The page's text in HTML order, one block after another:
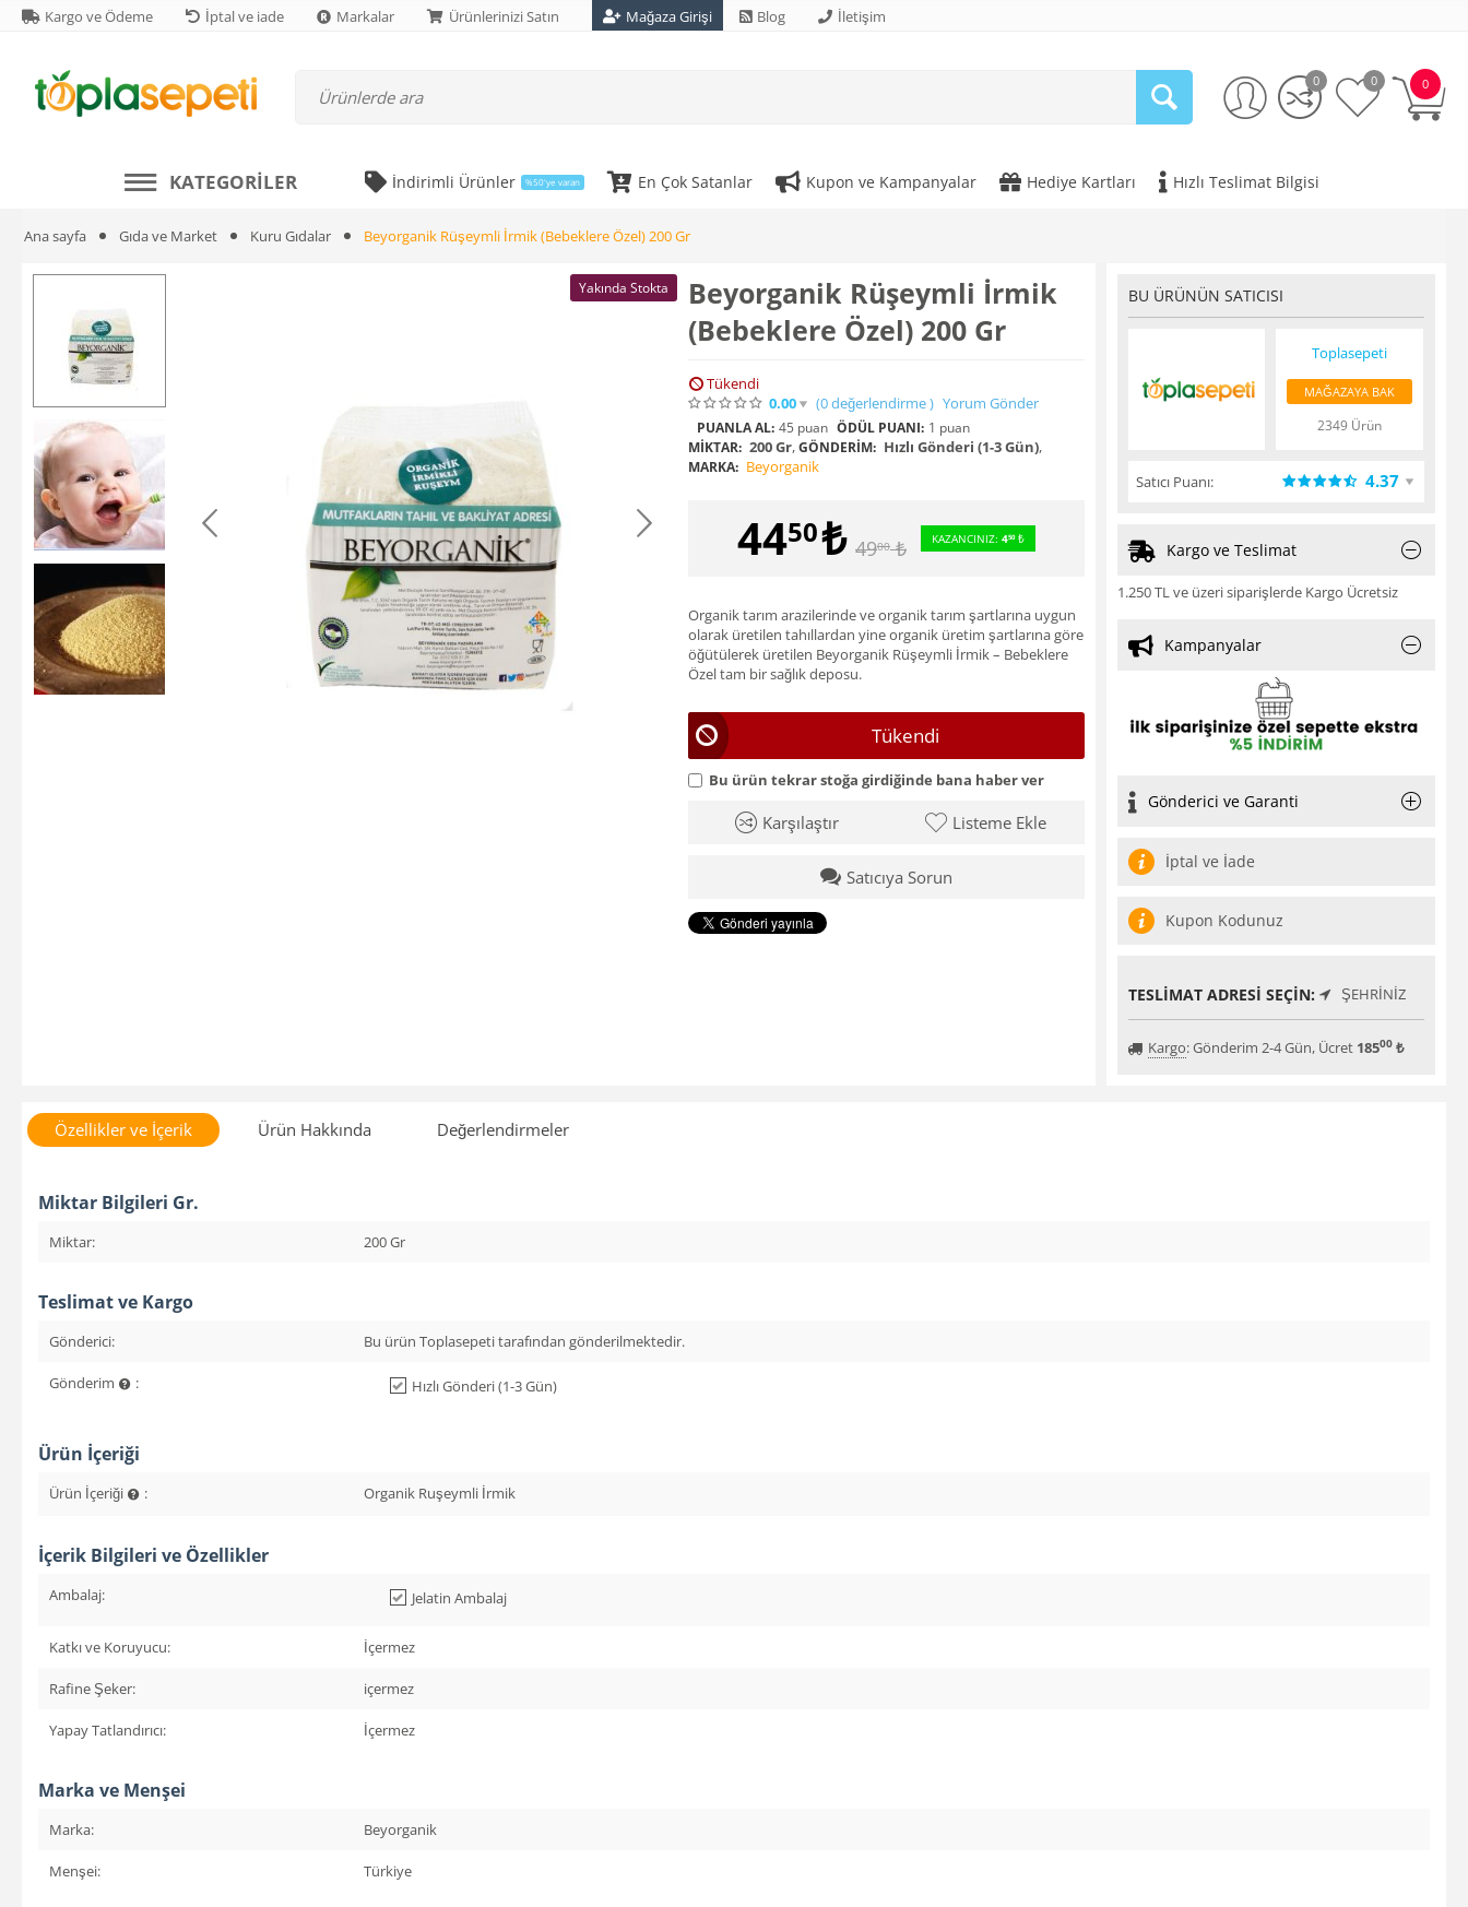
Kargo ve Ödeme İptal ve iade Markalar Ürünlerinizi Satın Mağaza Girişi Blog İletişim
0
0 0
KATEGORILER İndirimli Ürünler %50'ye varan En Çok Satanlar Kupon ve Kampanyalar Hediye Kartları Hızlı Teslimat Bilgisi
Ana sayfa Gıda ve Market Kuru Gıdalar Beyorganik Rüşeymli İrmik (Bebeklere Özel) 200 Gr
Yakında Stokta
Beyorganik Rüşeymli İrmik
(Bebeklere Özel) 200 Gr
Tükendi
0.00
(0değerlendirme) Yorum Gönder
PUANLA AL: 45 puan ÖDÜL PUANI: 1 puan
MIKTAR: 200 Gr,GÖNDERIM: Hızlı Gönderi (1-3 Gün),
MARKA: Beyorganik
4450₺ 4900 ₺ KAZANCINIZ: 450₺
Organik tarım arazilerinde ve organik tarım şartlarına uygun
olarak üretilen tahıllardan yine organik üretim şartlarına göre
öğütülerek üretilen Beyorganik Rüşeymli İrmik – Bebeklere
Özel tam bir sağlık deposu.
Tükendi
Bu ürün tekrar stoğa girdiğinde bana haber ver
Karşılaştır Listeme Ekle
Satıcıya Sorun
BU ÜRÜNÜN SATICISI
Toplasepeti
MAĞAZAYA BAK
2349 Ürün
Satıcı Puanı: 4.37
Kargo ve Teslimat
1.250 TL ve üzeri siparişlerde Kargo Ücretsiz
Kampanyalar
Gönderici ve Garanti
İptal ve İade
Kupon Kodunuz
TESLIMAT ADRESI SEÇIN: ŞEHRINIZ
Kargo:Gönderim 2-4 Gün, Ücret 18500 ₺
Özellikler ve İçerik Ürün Hakkında Değerlendirmeler
Miktar Bilgileri Gr.
Miktar: 200 Gr
Teslimat ve Kargo
Gönderici: Bu ürün Toplasepeti tarafından gönderilmektedir.
Gönderim : Hızlı Gönderi (1-3 Gün)
Ürün İçeriği
Ürün İçeriği : Organik Ruşeymli İrmik
İçerik Bilgileri ve Özellikler
Ambalaj: Jelatin Ambalaj
Katkı ve Koruyucu: İçermez
Rafine Şeker: içermez
Yapay Tatlandırıcı: İçermez
Marka ve Menşei
Marka: Beyorganik
Menşei: Türkiye